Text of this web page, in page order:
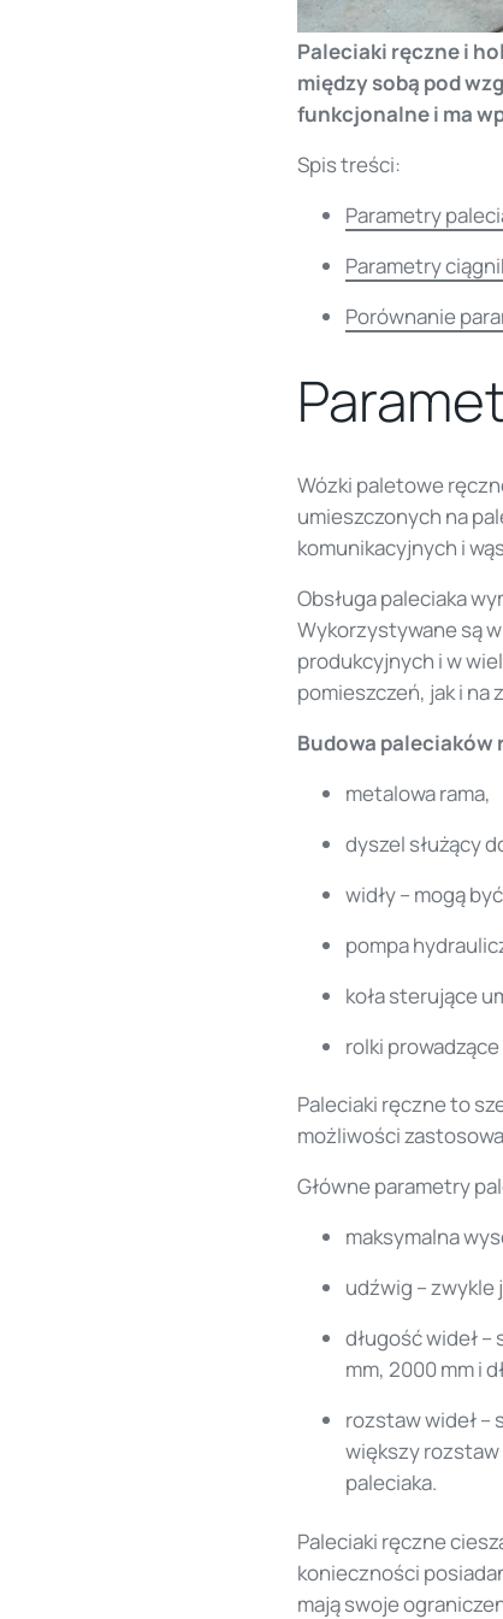
Paleciaki ręczne i
między sobą pod
funkcjonalne i ma
Spis treści:
Parametry
Parametry
Porównanie
Wózki paletowe
umieszczonych na
komunikacyjnych i
Obsługa paleciaka
Wykorzystywane są
produkcyjnych i w
pomieszczeń, jak i na
Budowa paleciaków
metalowa rama,
dyszel służący
widły – mogą
pompa
koła sterujące
rolki
Paleciaki ręczne to
możliwości
Główne parametry
maksymalna
udźwig – zwykle
długość wideł
mm, 2000 mm i
rozstaw wideł –
większy
paleciaka.
Paleciaki ręczne
konieczności
mają swoje